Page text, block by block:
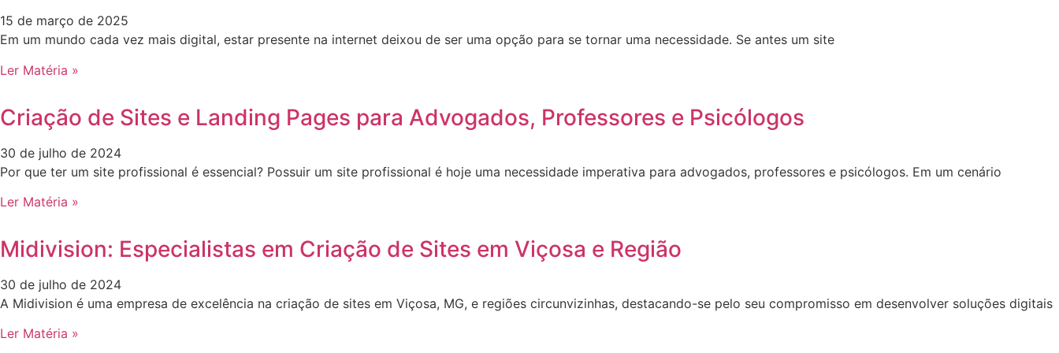
15 de março de 2025
Em um mundo cada vez mais digital, estar presente na internet deixou de ser uma opção para se tornar uma necessidade. Se antes um site
Ler Matéria »
Criação de Sites e Landing Pages para Advogados, Professores e Psicólogos
30 de julho de 2024
Por que ter um site profissional é essencial? Possuir um site profissional é hoje uma necessidade imperativa para advogados, professores e psicólogos. Em um cenário
Ler Matéria »
Midivision: Especialistas em Criação de Sites em Viçosa e Região
30 de julho de 2024
A Midivision é uma empresa de excelência na criação de sites em Viçosa, MG, e regiões circunvizinhas, destacando-se pelo seu compromisso em desenvolver soluções digitais
Ler Matéria »